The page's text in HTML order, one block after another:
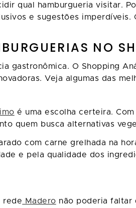
qual hamburgueria visitar.
e sugestões
NO
gastronômica. O Shopping
Veja algumas das
é uma escolha certeira.
quem busca alternativas
com carne grelhada na
e pela qualidade dos
rede Madero não poderia faltar